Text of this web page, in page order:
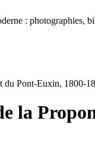
: photographies,
du Pont-Euxin, 1800-
la